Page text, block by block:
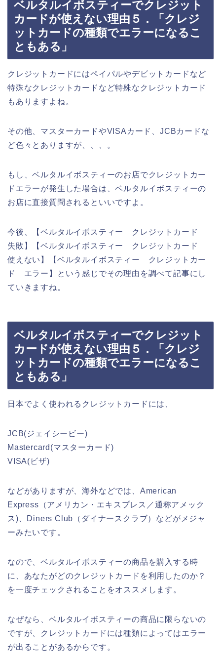
ベルタルイボスティーでクレジット
カードが使えない理由５．「クレジ
ットカードの種類でエラーになるこ
ともある」
クレジットカードにはペイパルやデビットカードなど
特殊なクレジットカードなど特殊なクレジットカード
もありますよね。
その他、マスターカードやVISAカード、JCBカードな
ど色々とありますが、、、。
もし、ベルタルイボスティーのお店でクレジットカー
ドエラーが発生した場合は、ベルタルイボスティーの
お店に直接質問されるといいですよ。
今後、【ベルタルイボスティー クレジットカード
失敗】【ベルタルイボスティー クレジットカード
使えない】【ベルタルイボスティー クレジットカー
ド エラー】という感じでその理由を調べて記事にし
ていきますね。
ベルタルイボスティーでクレジット
カードが使えない理由５．「クレジ
ットカードの種類でエラーになるこ
ともある」
日本でよく使われるクレジットカードには、
JCB(ジェイシービー)
Mastercard(マスターカード)
VISA(ビザ)
などがありますが、海外などでは、American
Express（アメリカン・エキスプレス／通称アメック
ス)、Diners Club（ダイナースクラブ）などがメジャ
ーみたいです。
なので、ベルタルイボスティーの商品を購入する時
に、あなたがどのクレジットカードを利用したのか？
を一度チェックされることをオススメします。
なぜなら、ベルタルイボスティーの商品に限らないの
ですが、クレジットカードには種類によってはエラー
が出ることがあるからです。